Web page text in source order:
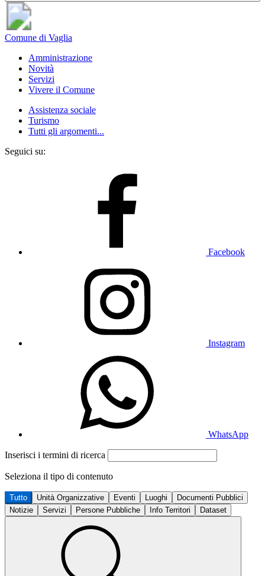
Comune di Vaglia
Amministrazione
Novità
Servizi
Vivere il Comune
Assistenza sociale
Turismo
Tutti gli argomenti...
Seguici su:
Facebook
Instagram
WhatsApp
Inserisci i termini di ricerca
Seleziona il tipo di contenuto
Tutto Unità Organizzative Eventi Luoghi
Documenti Pubblici
Notizie
Servizi Persone Pubbliche Info Territori Dataset